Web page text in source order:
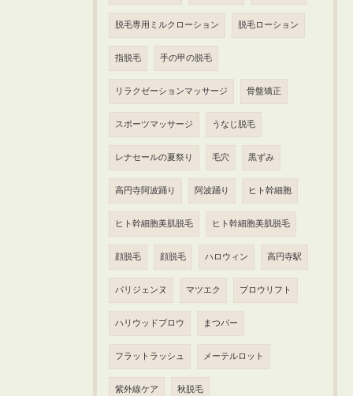
脱毛専用ミルクローション 脱毛ローション
指脱毛 手の甲の脱毛
リラクゼーションマッサージ 骨盤矯正
スポーツマッサージ うなじ脱毛
レナセールの夏祭り 毛穴 黒ずみ
高円寺阿波踊り 阿波踊り ヒト幹細胞
ヒト幹細胞美肌脱毛 ヒト幹細胞美肌脱毛
顔脱毛 顔脱毛 ハロウィン 高円寺駅
パリジェンヌ マツエク ブロウリフト
ハリウッドブロウ まつパー
フラットラッシュ メーテルロット
紫外線ケア 秋脱毛